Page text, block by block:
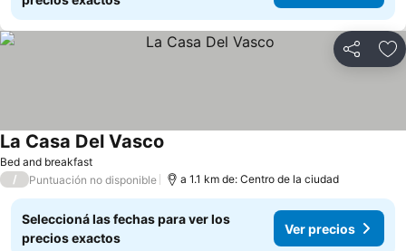
Compartir
Bed and breakfast
La Casa Del Vasco
/ Puntuación no disponible a 1.1 km de: Centro de la ciudad
Seleccioná las fechas para ver los
precios exactos
Ver precios